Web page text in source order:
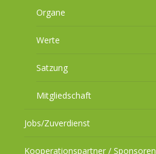
Organe
Werte
Satzung
Mitgliedschaft
Jobs/Zuverdienst
Kooperationspartner / Sponsoren